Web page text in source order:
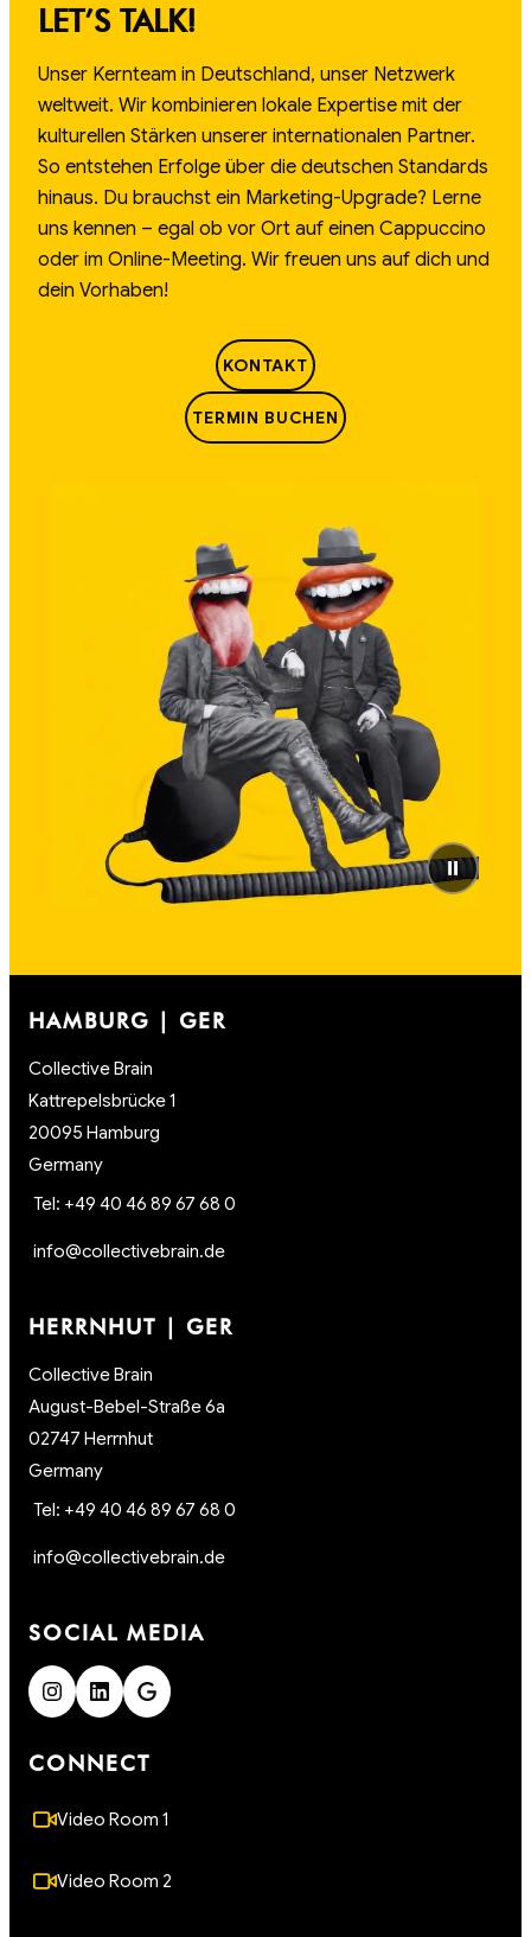
LET’S TALK!
Unser Kernteam in Deutschland, unser Netzwerk
weltweit. Wir kombinieren lokale Expertise mit der
kulturellen Stärken unserer internationalen Partner.
So entstehen Erfolge über die deutschen Standards
hinaus. Du brauchst ein Marketing-Upgrade? Lerne
uns kennen – egal ob vor Ort auf einen Cappuccino
oder im Online-Meeting. Wir freuen uns auf dich und
dein Vorhaben!
KONTAKT
TERMIN BUCHEN
⏸
HAMBURG | GER
Collective Brain
Kattrepelsbrücke 1
20095 Hamburg
Germany
Tel: +49 40 46 89 67 68 0
info@collectivebrain.de
HERRNHUT | GER
Collective Brain
August-Bebel-Straße 6a
02747 Herrnhut
Germany
Tel: +49 40 46 89 67 68 0
info@collectivebrain.de
SOCIAL MEDIA
CONNECT
Video Room 1
Video Room 2